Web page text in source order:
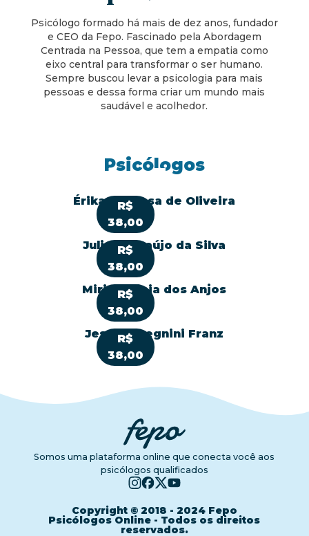
Psicólogo formado há mais de dez anos, fundador
e CEO da Fepo. Fascinado pela Abordagem
Centrada na Pessoa, que tem a empatia como
eixo central para transformar o ser humano.
Sempre buscou levar a psicologia para mais
pessoas e dessa forma criar um mundo mais
saudável e acolhedor.
Psicólogos
R$
38,00
Érika Barbosa de Oliveira
R$
38,00
Juliana Araújo da Silva
R$
38,00
Mirian Lúcia dos Anjos
R$
38,00
Jessica Begnini Franz
Somos uma plataforma online que conecta você aos
psicólogos qualificados
Copyright © 2018 - 2024 Fepo
Psicólogos Online - Todos os direitos
reservados.